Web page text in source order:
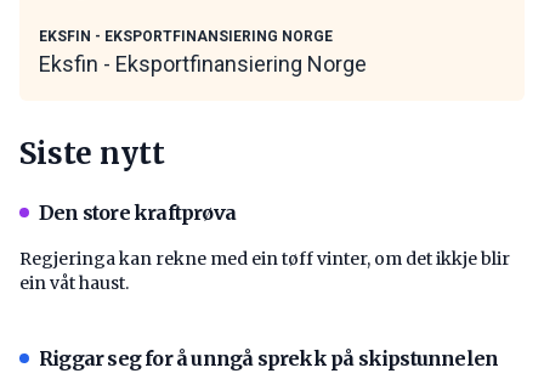
EKSFIN - EKSPORTFINANSIERING NORGE
Eksfin - Eksportfinansiering Norge
Siste nytt
Den store kraftprøva
Regjeringa kan rekne med ein tøff vinter, om det ikkje blir
ein våt haust.
Riggar seg for å unngå sprekk på skipstunnelen